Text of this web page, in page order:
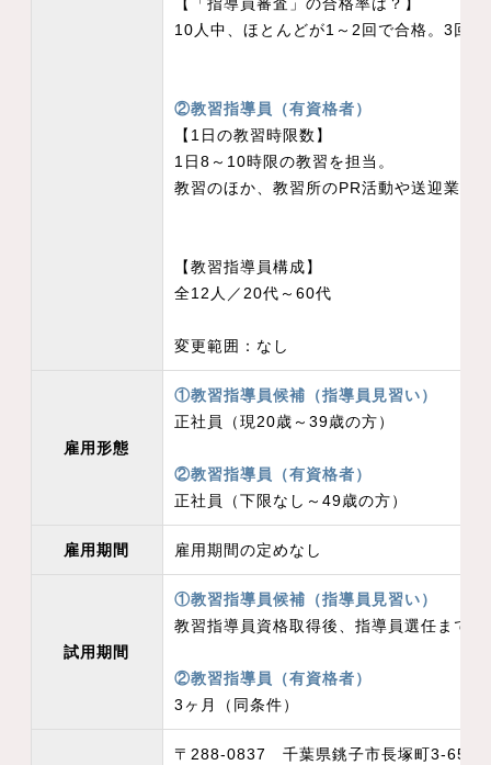
【「指導員審査」の合格率は？】
10人中、ほとんどが1～2回で合格。3回
②教習指導員（有資格者）
【1日の教習時限数】
1日8～10時限の教習を担当。
教習のほか、教習所のPR活動や送迎業務
【教習指導員構成】
全12人／20代～60代
変更範囲：なし
雇用形態
①教習指導員候補（指導員見習い）
正社員（現20歳～39歳の方）
②教習指導員（有資格者）
正社員（下限なし～49歳の方）
雇用期間 雇用期間の定めなし
試用期間
①教習指導員候補（指導員見習い）
教習指導員資格取得後、指導員選任まで
②教習指導員（有資格者）
3ヶ月（同条件）
〒288-0837 千葉県銚子市長塚町3-654